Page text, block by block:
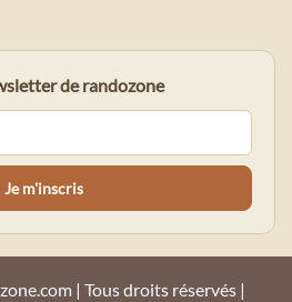
de randozone
| Tous droits réservés |